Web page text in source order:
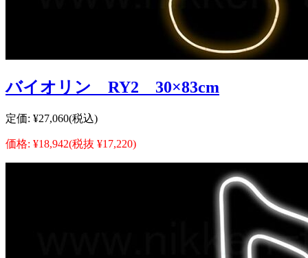
バイオリン RY2 30×83cm
定価: ¥27,060(税込)
価格: ¥18,942(税抜 ¥17,220)